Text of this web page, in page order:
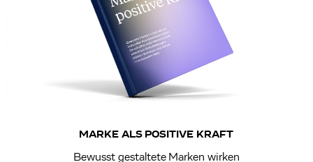
MARKE ALS POSITIVE KRAFT
Bewusst gestaltete Marken wirken